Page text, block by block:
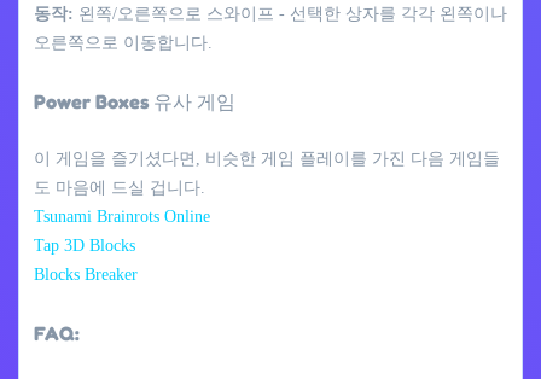
동작: 왼쪽/오른쪽으로 스와이프 - 선택한 상자를 각각 왼쪽이나
오른쪽으로 이동합니다.
Power Boxes 유사 게임
이 게임을 즐기셨다면, 비슷한 게임 플레이를 가진 다음 게임들
도 마음에 드실 겁니다.
Tsunami Brainrots Online
Tap 3D Blocks
Blocks Breaker
FAQ: